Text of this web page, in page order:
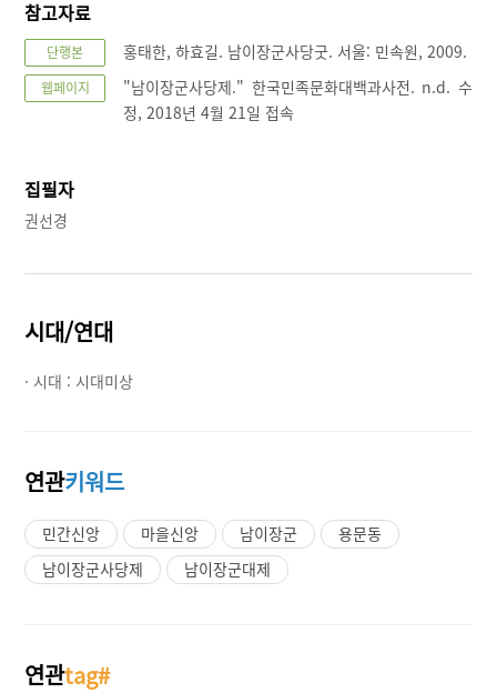
참고자료
단행본 홍태한, 하효길. 남이장군사당굿. 서울: 민속원, 2009.
웹페이지
"남이장군사당제." 한국민족문화대백과사전. n.d. 수
정, 2018년 4월 21일 접속
집필자
권선경
시대/연대
· 시대 : 시대미상
연관키워드
민간신앙 마을신앙 남이장군
용문동
남이장군사당제
남이장군대제
연관tag#